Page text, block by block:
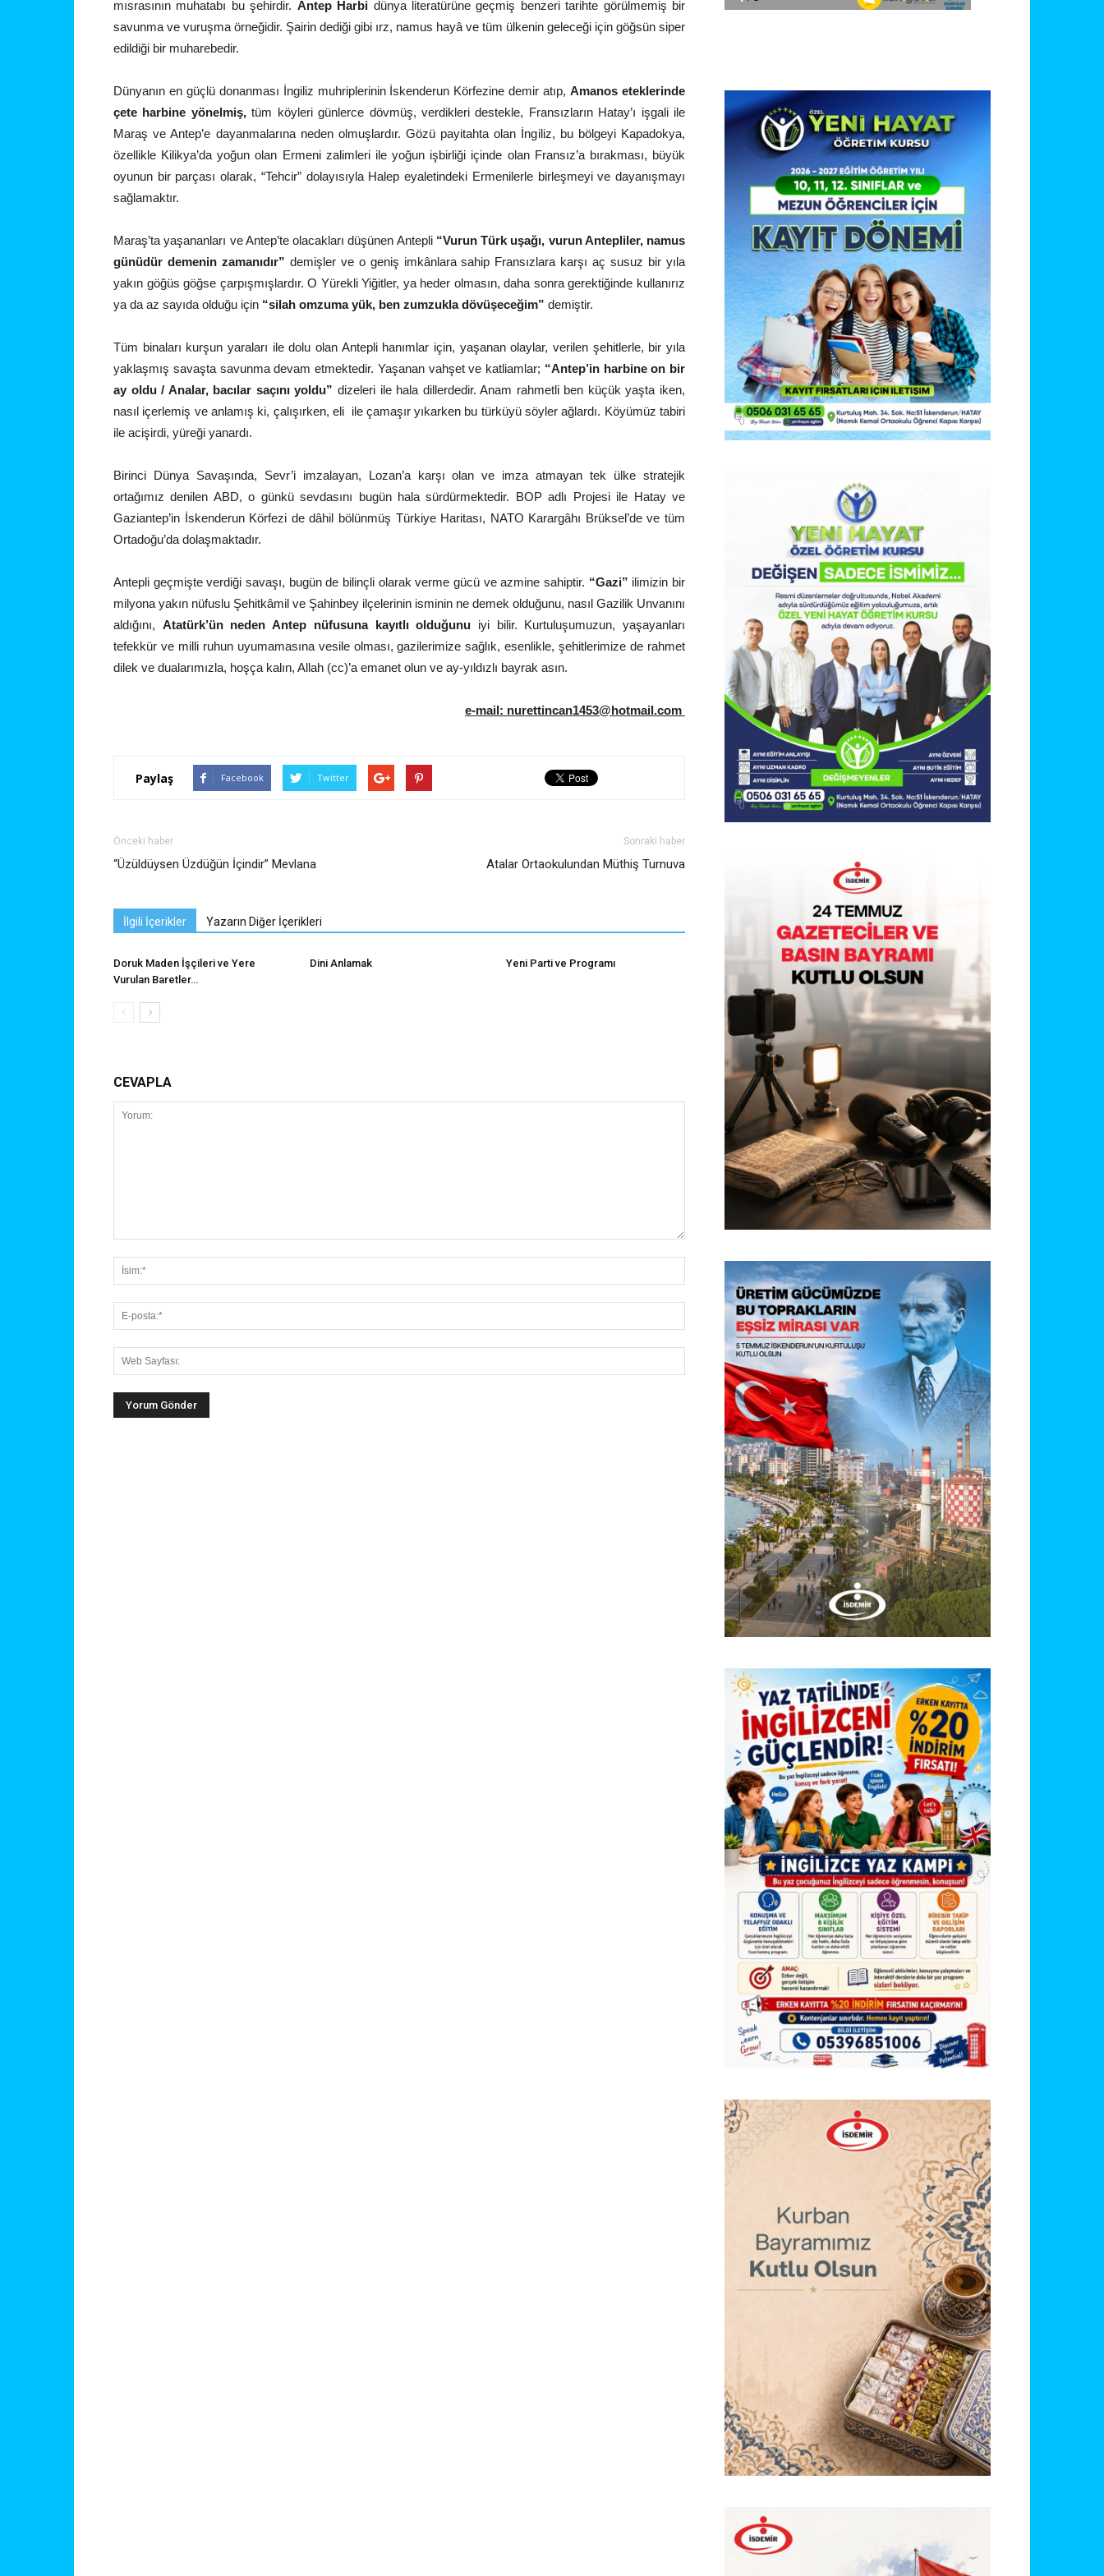
mısrasının muhatabı bu şehirdir. Antep Harbi dünya literatürüne geçmiş benzeri tarihte görülmemiş bir
savunma ve vuruşma örneğidir. Şairin dediği gibi ırz, namus hayâ ve tüm ülkenin geleceği için göğsün siper
edildiği bir muharebedir.
Dünyanın en güçlü donanması İngiliz muhriplerinin İskenderun Körfezine demir atıp,Amanos eteklerinde
çete harbine yönelmiş,tüm köyleri günlerce dövmüş, verdikleri destekle, Fransızların Hatay’ı işgali ile
Maraş ve Antep’e dayanmalarına neden olmuşlardır. Gözü payitahta olan İngiliz, bu bölgeyi Kapadokya,
özellikle Kilikya’da yoğun olan Ermeni zalimleri ile yoğun işbirliği içinde olan Fransız’a bırakması, büyük
oyunun bir parçası olarak, “Tehcir” dolayısıyla Halep eyaletindeki Ermenilerle birleşmeyi ve dayanışmayı
sağlamaktır.
Maraş’ta yaşananları ve Antep’te olacakları düşünen Antepli “Vurun Türk uşağı, vurun Antepliler, namus
günüdür demenin zamanıdır” demişler ve o geniş imkânlara sahip Fransızlara karşı aç susuz bir yıla
yakın göğüs göğse çarpışmışlardır. O Yürekli Yiğitler, ya heder olmasın, daha sonra gerektiğinde kullanırız
ya da az sayıda olduğu için “silah omzuma yük, ben zumzukla dövüşeceğim” demiştir.
Tüm binaları kurşun yaraları ile dolu olan Antepli hanımlar için, yaşanan olaylar, verilen şehitlerle, bir yıla
yaklaşmış savaşta savunma devam etmektedir. Yaşanan vahşet ve katliamlar; “Antep’in harbine on bir
ay oldu / Analar, bacılar saçını yoldu” dizeleri ile hala dillerdedir. Anam rahmetli ben küçük yaşta iken,
nasıl içerlemiş ve anlamış ki, çalışırken, eli ile çamaşır yıkarken bu türküyü söyler ağlardı. Köyümüz tabiri
ile acişirdi, yüreği yanardı.
Birinci Dünya Savaşında, Sevr’i imzalayan, Lozan’a karşı olan ve imza atmayan tek ülke stratejik
ortağımız denilen ABD, o günkü sevdasını bugün hala sürdürmektedir. BOP adlı Projesi ile Hatay ve
Gaziantep’in İskenderun Körfezi de dâhil bölünmüş Türkiye Haritası, NATO Karargâhı Brüksel’de ve tüm
Ortadoğu’da dolaşmaktadır.
Antepli geçmişte verdiği savaşı, bugün de bilinçli olarak verme gücü ve azmine sahiptir. “Gazi” ilimizin bir
milyona yakın nüfuslu Şehitkâmil ve Şahinbey ilçelerinin isminin ne demek olduğunu, nasıl Gazilik Unvanını
aldığını, Atatürk’ün neden Antep nüfusuna kayıtlı olduğunu iyi bilir. Kurtuluşumuzun, yaşayanları
tefekkür ve milli ruhun uyumamasına vesile olması, gazilerimize sağlık, esenlikle, şehitlerimize de rahmet
dilek ve dualarımızla, hoşça kalın, Allah (cc)’a emanet olun ve ay-yıldızlı bayrak asın.
e-mail: nurettincan1453@hotmail.com
Paylaş Facebook Twitter
Önceki haber
“Üzüldüysen Üzdüğün İçindir” Mevlana
Sonraki haber
Atalar Ortaokulundan Müthiş Turnuva
İlgili İçerikler Yazarın Diğer İçerikleri
Doruk Maden İşçileri ve Yere
Vurulan Baretler…
Dini Anlamak Yeni Parti ve Programı
CEVAPLA